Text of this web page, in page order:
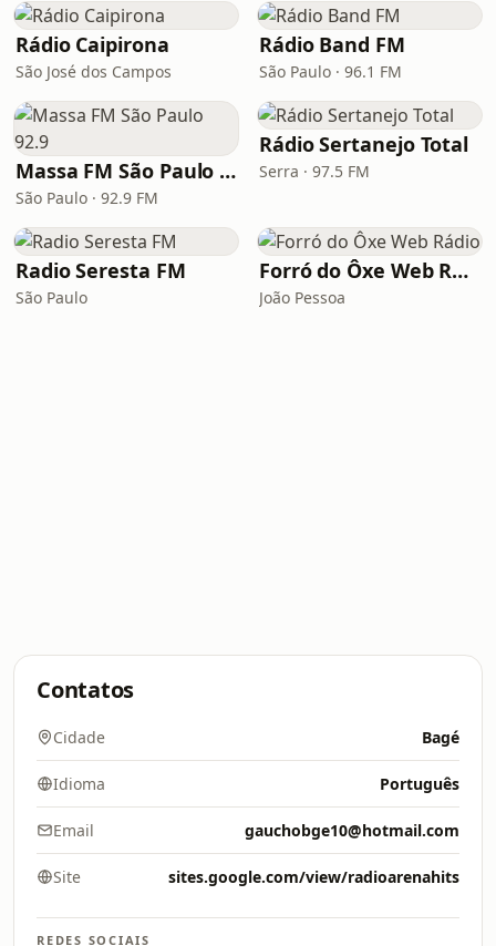
Rádio Caipirona
São José dos Campos
Rádio Band FM
São Paulo · 96.1 FM
Massa FM São Paulo 92.9
São Paulo · 92.9 FM
Rádio Sertanejo Total
Serra · 97.5 FM
Radio Seresta FM
São Paulo
Forró do Ôxe Web Rádio
João Pessoa
Contatos
Cidade Bagé
Idioma Português
Email gauchobge10@hotmail.com
Site sites.google.com/view/radioarenahits
REDES SOCIAIS